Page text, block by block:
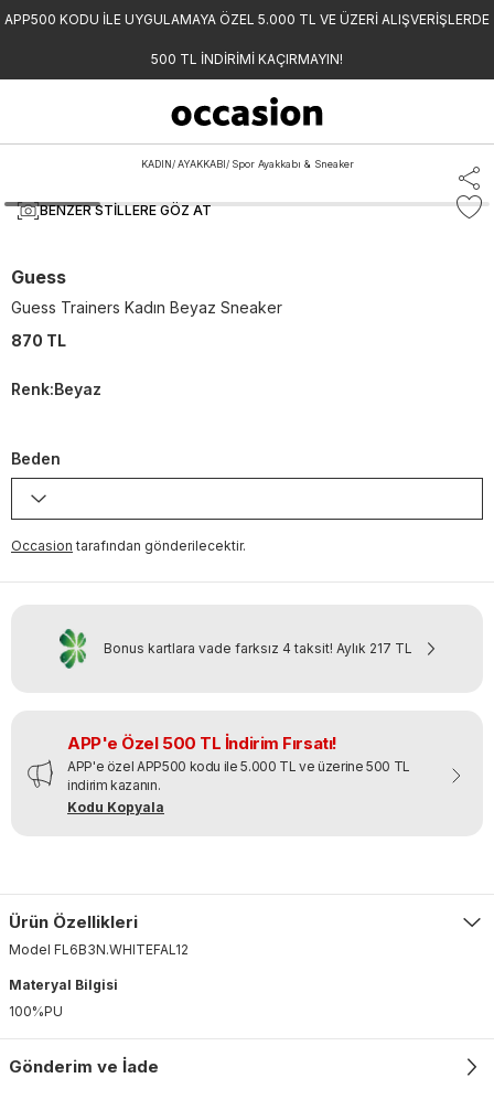
APP500 KODU İLE UYGULAMAYA ÖZEL 5.000 TL VE ÜZERİ ALIŞVERİŞLERDE
500 TL İNDİRİMİ KAÇIRMAYIN!
KADIN/ AYAKKABI/ Spor Ayakkabı & Sneaker
BENZER STILLERE GÖZ AT
Guess
Guess Trainers Kadın Beyaz Sneaker
870 TL
Renk:Beyaz
Beden
Occasion tarafından gönderilecektir.
Bonus kartlara vade farksız 4 taksit! Aylık 217 TL
APP'e Özel 500 TL İndirim Fırsatı!
APP'e özel APP500 kodu ile 5.000 TL ve üzerine 500 TL
indirim kazanın.
Kodu Kopyala
Ürün Özellikleri
Model FL6B3N.WHITEFAL12
Materyal Bilgisi
100%PU
Gönderim ve İade